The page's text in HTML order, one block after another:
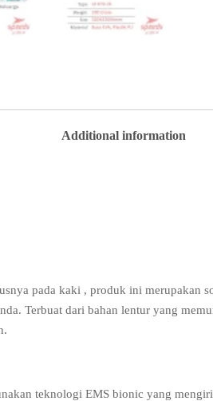
Additional information
pada kaki , produk ini merupakan
Terbuat dari bahan lentur yang
teknologi EMS bionic yang